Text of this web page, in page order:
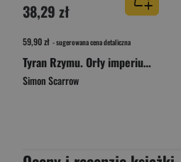
38,29 zł
59,90 zł - sugerowana cena detaliczna
Tyran Rzymu. Orły imperium. Tom 24
Simon Scarrow